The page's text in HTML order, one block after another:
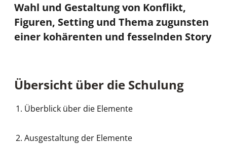
Wahl und Gestaltung von Konflikt,
Figuren, Setting und Thema zugunsten
einer kohärenten und fesselnden Story
Übersicht über die Schulung
Überblick über die Elemente
Ausgestaltung der Elemente